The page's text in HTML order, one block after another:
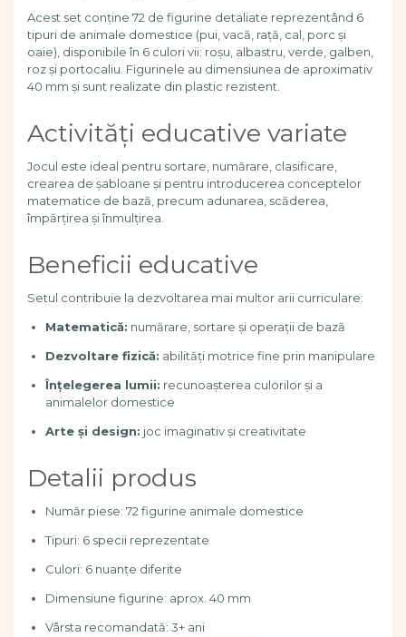
Dezvoltare timpurie
Experimente
Forme
Joc imaginativ
Lumini si culori
Magnetism
Matematica
Pregătire pentru școală
Secventialitate
Sortare si numarare
Stiinte
Mărgele de călcat HAMA
Mărgele HAMA MIDI
Mărgele HAMA MINI
Perceperea timpului -
Stimulare senzoriala
Stimulare auditiva
Stimulare tactila
Stimulare vizuala
Terapie de integrare senzorială
Acest set conține 72 de figurine detaliate reprezentând 6
tipuri de animale domestice (pui, vacă, rață, cal, porc și
oaie), disponibile în 6 culori vii: roșu, albastru, verde, galben,
roz și portocaliu. Figurinele au dimensiunea de aproximativ
40 mm și sunt realizate din plastic rezistent.
Activități educative variate
Jocul este ideal pentru sortare, numărare, clasificare,
crearea de șabloane și pentru introducerea conceptelor
matematice de bază, precum adunarea, scăderea,
împărțirea și înmulțirea.
Beneficii educative
Setul contribuie la dezvoltarea mai multor arii curriculare:
Matematică: numărare, sortare și operații de bază
Dezvoltare fizică: abilități motrice fine prin manipulare
Înțelegerea lumii: recunoașterea culorilor și a
animalelor domestice
Arte și design: joc imaginativ și creativitate
Detalii produs
Număr piese: 72 figurine animale domestice
Tipuri: 6 specii reprezentate
Culori: 6 nuanțe diferite
Dimensiune figurine: aprox. 40 mm
Vârsta recomandată: 3+ ani